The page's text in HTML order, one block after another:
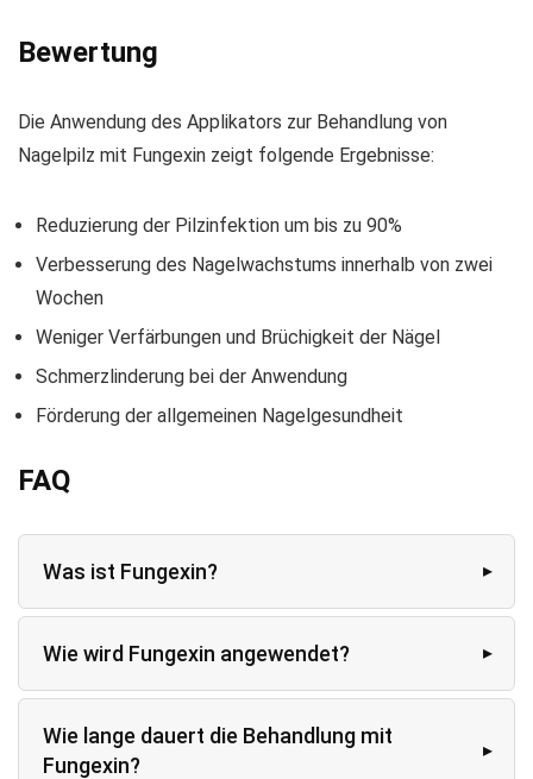
Bewertung
Die Anwendung des Applikators zur Behandlung von
Nagelpilz mit Fungexin zeigt folgende Ergebnisse:
Reduzierung der Pilzinfektion um bis zu 90%
Verbesserung des Nagelwachstums innerhalb von zwei
Wochen
Weniger Verfärbungen und Brüchigkeit der Nägel
Schmerzlinderung bei der Anwendung
Förderung der allgemeinen Nagelgesundheit
FAQ
Was ist Fungexin?
Wie wird Fungexin angewendet?
Wie lange dauert die Behandlung mit
Fungexin?